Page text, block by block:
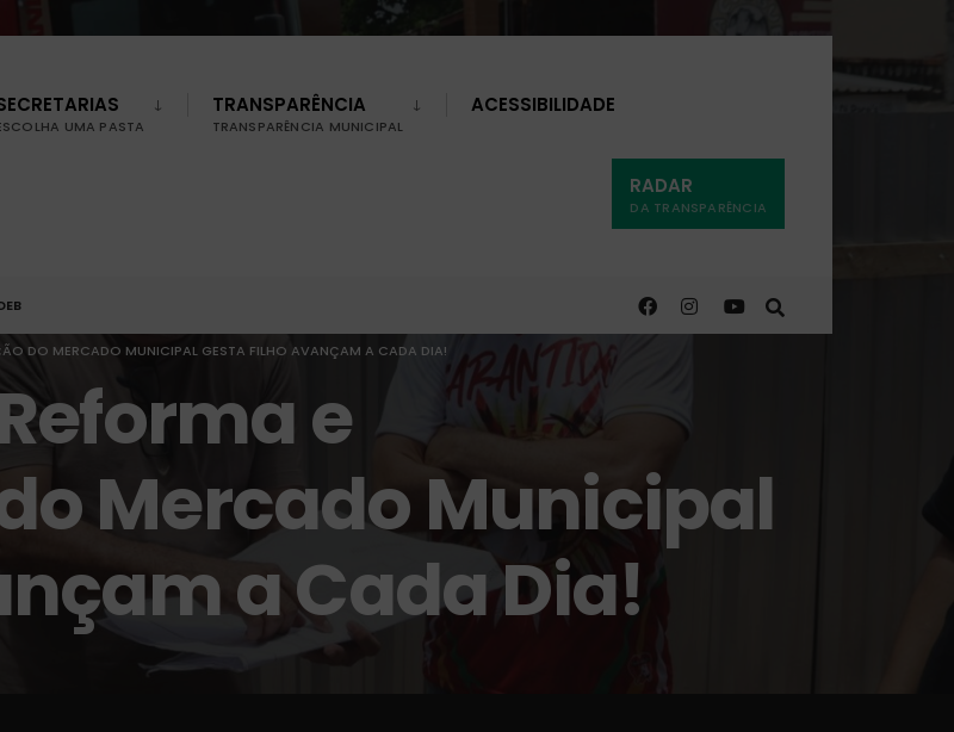
UMA PASTA
TRANSPARÊNCIA
TRANSPARÊNCIA MUNICIPAL
ACESSIBILIDADE
RADAR
DA TRANSPARÊNCIA
DO MERCADO MUNICIPAL GESTA FILHO AVANÇAM A CADA DIA!
e
Mercado Municipal
a Cada Dia!